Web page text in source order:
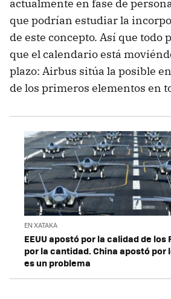
actualmente en fase de
que podrían estudiar la
de este concepto. Así que todo
que el calendario está
plazo: Airbus sitúa la posible
de los primeros elementos en
EN XATAKA
EEUU apostó por la calidad de los
por la cantidad. China apostó por
es un problema